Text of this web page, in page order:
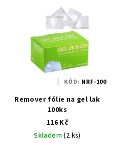
Remover fólie na gel lak
100ks
116 Kč
Skladem(2 ks)
KÓD: NRF-100